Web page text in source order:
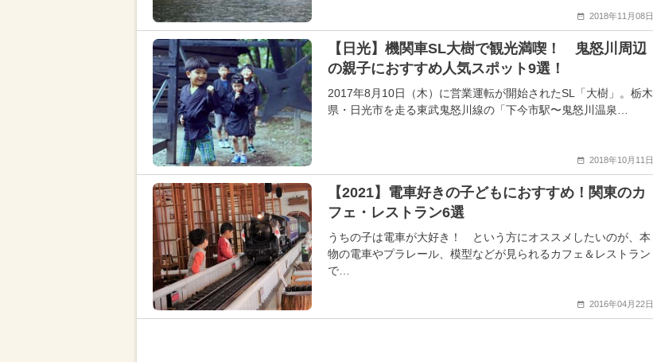
2018年11月08日
【日光】機関車SL大樹で観光満喫！ 鬼怒川周辺
の親子におすすめ人気スポット9選！
2017年8月10日（木）に営業運転が開始されたSL「大樹」。栃木
県・日光市を走る東武鬼怒川線の「下今市駅〜鬼怒川温泉…
2018年10月11日
【2021】電車好きの子どもにおすすめ！関東のカ
フェ・レストラン6選
うちの子は電車が大好き！ という方にオススメしたいのが、本
物の電車やプラレール、模型などが見られるカフェ＆レストラン
で…
2016年04月22日